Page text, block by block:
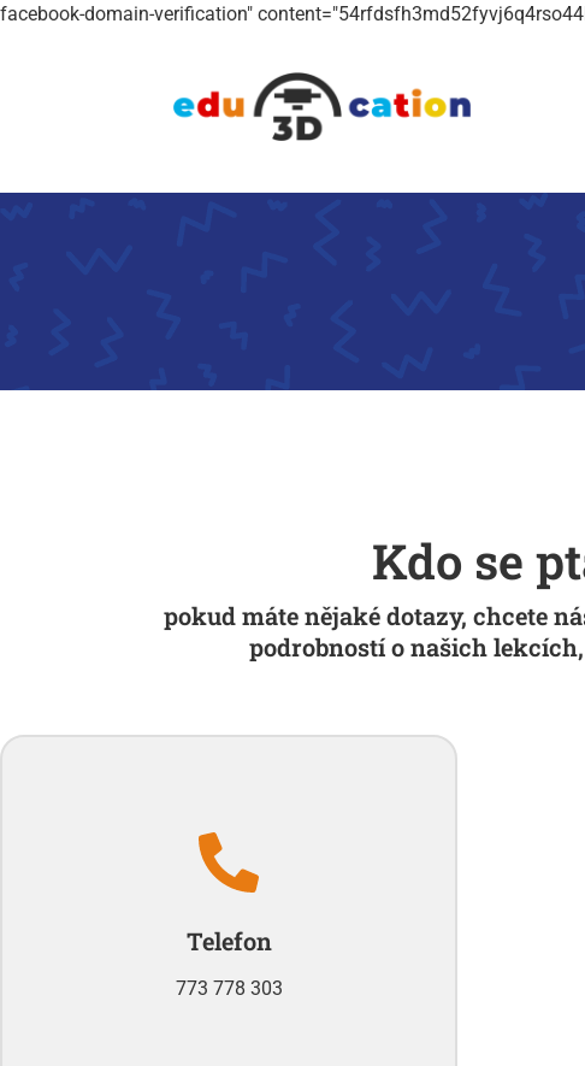
facebook-domain-verification"
Kdo se
pokud máte nějaké dotazy, chcete
podrobností o našich
Telefon
773 778 303